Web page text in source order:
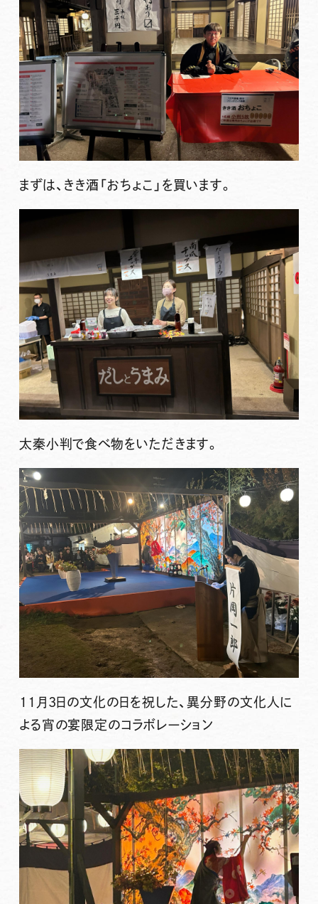
まずは、きき酒「おちょこ」を買います。
太秦小判で食べ物をいただきます。
11月3日の文化の日を祝した、異分野の文化人に
よる宵の宴限定のコラボレーション